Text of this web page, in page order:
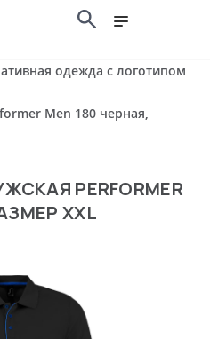
одежда с логотипом
Men 180 черная,
PERFORMER
XXL